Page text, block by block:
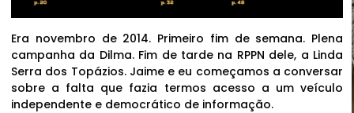
Era novembro de 2014. Primeiro fim de semana. Plena
campanha da Dilma. Fim de tarde na RPPN dele, a Linda
Serra dos Topázios. Jaime e eu começamos a conversar
sobre a falta que fazia termos acesso a um veículo
independente e democrático de informação.